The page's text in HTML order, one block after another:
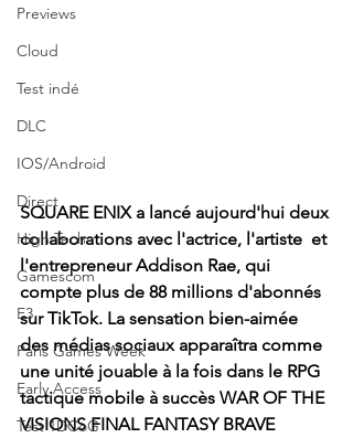
Previews
Cloud
Test indé
DLC
IOS/Android
Direct
High Tech
Gamescom
E3
Paris Games Week
Early Access
Test 1DCoG
SQUARE ENIX a lancé aujourd'hui deux
collaborations avec l'actrice, l'artiste  et
l'entrepreneur Addison Rae, qui
compte plus de 88 millions d'abonnés
sur TikTok. La sensation bien-aimée
des médias sociaux apparaîtra comme
une unité jouable à la fois dans le RPG
tactique mobile à succès WAR OF THE
VISIONS FINAL FANTASY BRAVE